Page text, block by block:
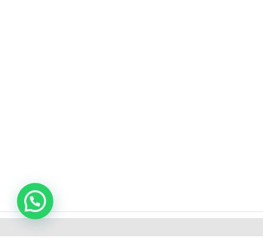
©2025 XO-CU Todos los derechos reservados.